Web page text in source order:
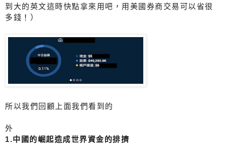
到大的英文這時快點拿來用吧，用美國券商交易可以省很
多錢！）
所以我們回顧上面我們看到的
外
1.中國的崛起造成世界資金的排擠